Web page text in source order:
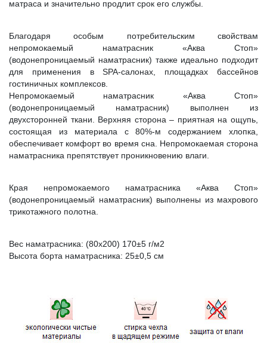
матраса и значительно продлит срок его службы.
Благодаря особым потребительским свойствам
непромокаемый наматрасник «Аква Стоп»
(водонепроницаемый наматрасник) также идеально подходит
для применения в SPA-салонах, площадках бассейнов
гостиничных комплексов.
Непромокаемый наматрасник «Аква Стоп»
(водонепроницаемый наматрасник) выполнен из
двухсторонней ткани. Верхняя сторона – приятная на ощупь,
состоящая из материала с 80%-м содержанием хлопка,
обеспечивает комфорт во время сна. Непромокаемая сторона
наматрасника препятствует проникновению влаги.
Края непромокаемого наматрасника «Аква Стоп»
(водонепроницаемый наматрасник) выполнены из махрового
трикотажного полотна.
Вес наматрасника: (80х200) 170±5 г/м2
Высота борта наматрасника: 25±0,5 см